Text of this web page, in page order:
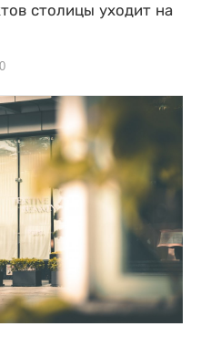
столицы уходит на